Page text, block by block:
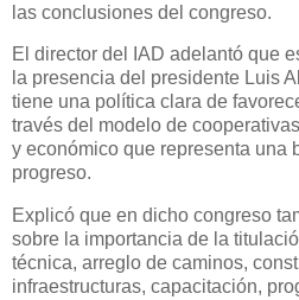
las conclusiones del congreso.
El director del IAD adelantó que
la presencia del presidente Luis
tiene una política clara de
través del modelo de
y económico que representa una
progreso.
Explicó que en dicho congreso
sobre la importancia de la
técnica, arreglo de caminos,
infraestructuras, capacitación,